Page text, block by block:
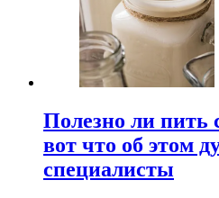
Полезно ли пить
вот что об этом
специалисты